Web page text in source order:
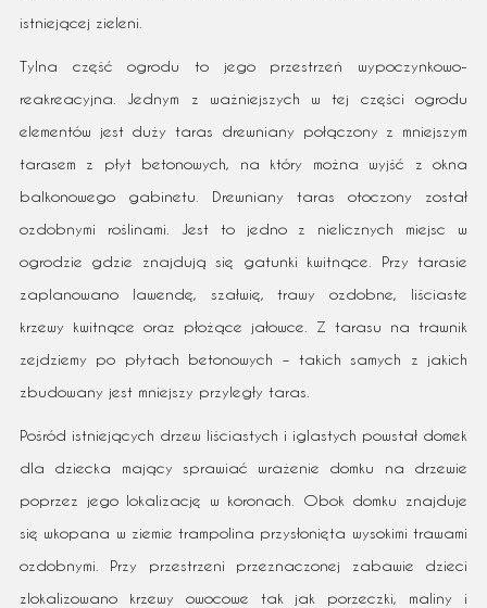
istniejącej zieleni.
Tylna część ogrodu to jego przestrzeń wypoczynkowo-
reakreacyjna. Jednym z ważniejszych w tej części ogrodu
elementów jest duży taras drewniany połączony z mniejszym
tarasem z płyt betonowych, na który można wyjść z okna
balkonowego gabinetu. Drewniany taras otoczony został
ozdobnymi roślinami. Jest to jedno z nielicznych miejsc w
ogrodzie gdzie znajdują się gatunki kwitnące. Przy tarasie
zaplanowano lawendę, szałwię, trawy ozdobne, liściaste
krzewy kwitnące oraz płożące jałowce. Z tarasu na trawnik
zejdziemy po płytach betonowych – takich samych z jakich
zbudowany jest mniejszy przyległy taras.
Pośród istniejących drzew liściastych i iglastych powstał domek
dla dziecka mający sprawiać wrażenie domku na drzewie
poprzez jego lokalizację w koronach. Obok domku znajduje
się wkopana w ziemie trampolina przysłonięta wysokimi trawami
ozdobnymi. Przy przestrzeni przeznaczonej zabawie dzieci
zlokalizowano krzewy owocowe tak jak porzeczki, maliny i